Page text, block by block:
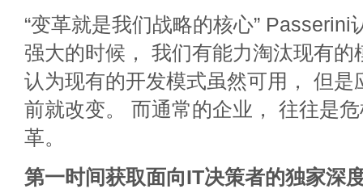
“变革就是我们战略的核心” Passerini
强大的时候， 我们有能力淘汰现有的
认为现有的开发模式虽然可用， 但是
前就改变。 而通常的企业， 往往是
革。
第一时间获取面向IT决策者的独家深